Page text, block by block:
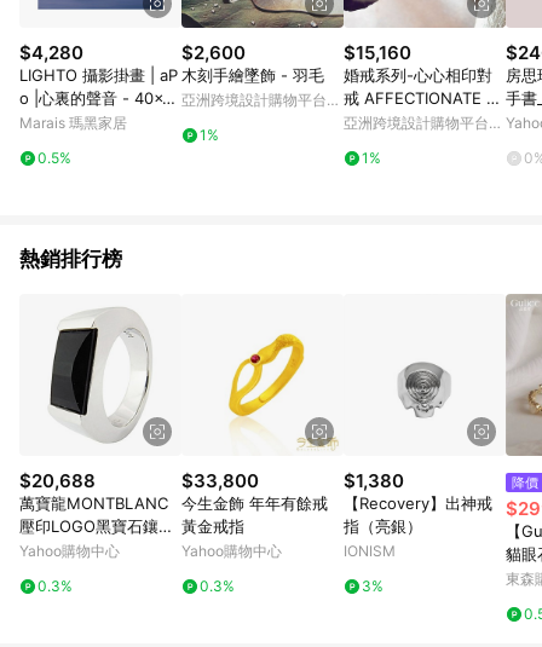
$4,280
LIGHTO 攝影掛畫 | aP
o |心裏的聲音 - 40x4
0cm-黑色鋁框
Marais 瑪黑家居
0.5%
$2,600
木刻手繪墜飾 - 羽毛
亞洲跨境設計購物平台
1%
$15,160
婚戒系列-心心相印對
戒 AFFECTIONATE L
OVE
亞洲跨境設計購物平台
1%
房
手書
熱銷排行榜
$20,688
萬寶龍MONTBLANC
壓印LOGO黑寶石鑲飾
寬版戒指(銀)
Yahoo購物中心
0.3%
$33,800
今生金飾 年年有餘戒
黃金戒指
Yahoo購物中心
0.3%
$1,380
【Recovery】出神戒
指（亮銀）
IONISM
3%
降價
【
貓眼
女戒
夕
東森